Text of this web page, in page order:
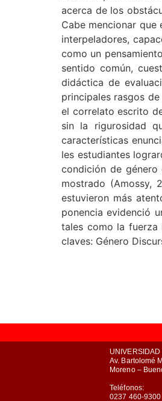
acerca de los
Cabe mencionar
interpeladores,
como un
sentido común,
didáctica de
principales rasgos
el correlato escrito
sin la rigurosidad
características
les estudiantes
condición de género
mostrado (Amossy,
estuvieron más
ponencia evidenció
tales como la fuerza
claves: Género
Av. Bartolomé
Moreno –
Teléfonos:
0237 460-